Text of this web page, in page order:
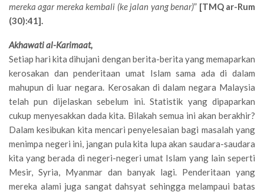
mereka agar mereka kembali (ke jalan yang benar)” [TMQ ar-Rum
(30):41].
Akhawati al-Karimaat,
Setiap hari kita dihujani dengan berita-berita yang memaparkan
kerosakan dan penderitaan umat Islam sama ada di dalam
mahupun di luar negara. Kerosakan di dalam negara Malaysia
telah pun dijelaskan sebelum ini. Statistik yang dipaparkan
cukup menyesakkan dada kita. Bilakah semua ini akan berakhir?
Dalam kesibukan kita mencari penyelesaian bagi masalah yang
menimpa negeri ini, jangan pula kita lupa akan saudara-saudara
kita yang berada di negeri-negeri umat Islam yang lain seperti
Mesir, Syria, Myanmar dan banyak lagi. Penderitaan yang
mereka alami juga sangat dahsyat sehingga melampaui batas